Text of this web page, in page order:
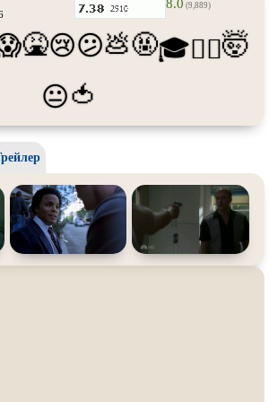
Про танцы
Про футбол
катание
Про Юристов и
Слэшер
Сцены с обнажённой натурой
Чёрная комедия
8.0 (9,889)
🤮😢😕💩🤬🎓😵‍💫🤯
😐🍅